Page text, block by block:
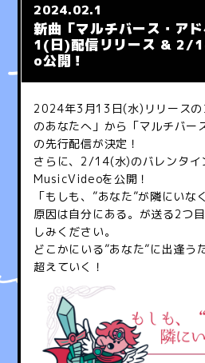
2024.02.1
新曲「マルチバース・ア
1(日)配信リリース & 2/
o公開！
2024年3 月13 日(水) リリース
のあなたへ」から「マルチバー
の先行配信が決定！
さらに、2/14(水)のバレンタイ
MusicVideoを公開！
「もしも、 ”あなた”が隣にいな
原因は自分にある。が送る2つ
しみください。
どこかにいる”あなた”に出逢う
超えていく！